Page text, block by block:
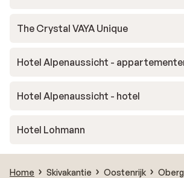
The Crystal VAYA Unique
Hotel Alpenaussicht -
Hotel Alpenaussicht - hotel
Hotel Lohmann
Home Skivakantie Oostenrijk